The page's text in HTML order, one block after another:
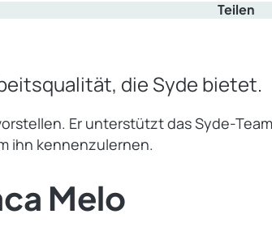
Teilen
die Syde bietet.
Er unterstützt das Syde-
ihn kennenzulernen.
Melo